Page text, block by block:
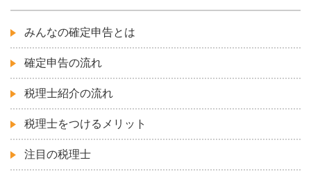
みんなの確定申告とは
確定申告の流れ
税理士紹介の流れ
税理士をつけるメリット
注目の税理士